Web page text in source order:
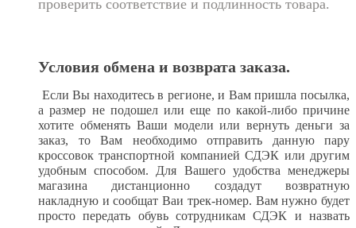
проверить соответствие и подлинность товара.
Условия обмена и возврата заказа.
Если Вы находитесь в регионе, и Вам пришла посылка,
а размер не подошел или еще по какой-либо причине
хотите обменять Ваши модели или вернуть деньги за
заказ, то Вам необходимо отправить данную пару
кроссовок транспортной компанией СДЭК или другим
удобным способом. Для Вашего удобства менеджеры
магазина дистанционно создадут возвратную
накладную и сообщат Ваи трек-номер. Вам нужно будет
просто передать обувь сотрудникам СДЭК и назвать